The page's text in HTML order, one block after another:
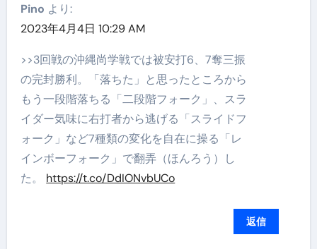
Pino より:
2023年4月4日 10:29 AM
>>3回戦の沖縄尚学戦では被安打6、7奪三振
の完封勝利。「落ちた」と思ったところから
もう一段階落ちる「二段階フォーク」、スラ
イダー気味に右打者から逃げる「スライドフ
ォーク」など7種類の変化を自在に操る「レ
インボーフォーク」で翻弄（ほんろう）し
た。 https://t.co/DdIONvbUCo
返信